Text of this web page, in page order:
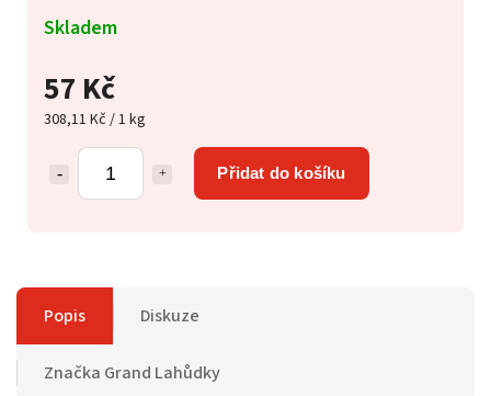
57 Kč
308,11 Kč / 1 kg
Přidat do košíku
Skladem
Popis Diskuze
Značka Grand Lahůdky